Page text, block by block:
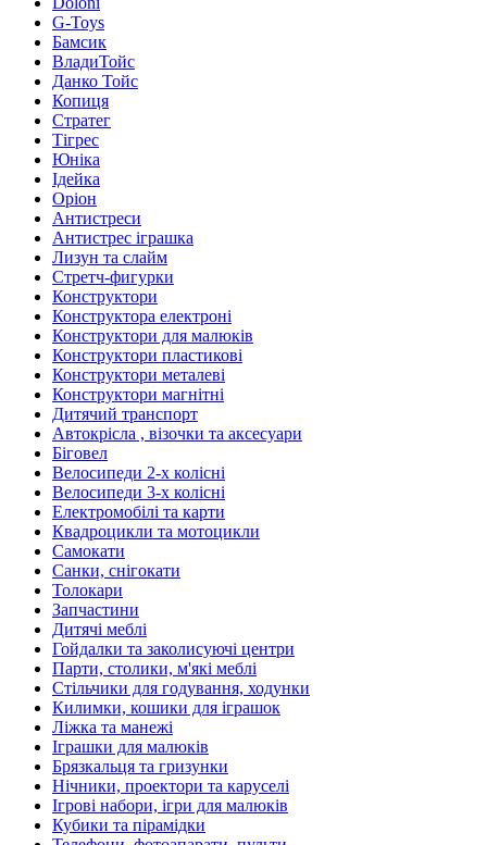
G-Toys
Бамсик
ВладиТойс
Данко Тойс
Копиця
Стратег
Тігрес
Юніка
Ідейка
Оріон
Антистреси
Антистрес іграшка
Лизун та слайм
Стретч-фигурки
Конструктори
Конструктора електроні
Конструктори для малюків
Конструктори пластикові
Конструктори металеві
Конструктори магнітні
Дитячий транспорт
Автокрісла , візочки та аксесуари
Біговел
Велосипеди 2-х колісні
Велосипеди 3-х колісні
Електромобілі та карти
Квадроцикли та мотоцикли
Самокати
Санки, снігокати
Толокари
Запчастини
Дитячі меблі
Гойдалки та заколисуючі центри
Парти, столики, м'які меблі
Стільчики для годування, ходунки
Килимки, кошики для іграшок
Ліжка та манежі
Іграшки для малюків
Брязкальця та гризунки
Нічники, проектори та каруселі
Ігрові набори, ігри для малюків
Кубики та пірамідки